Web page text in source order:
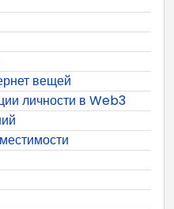
вещей
личности в Web3